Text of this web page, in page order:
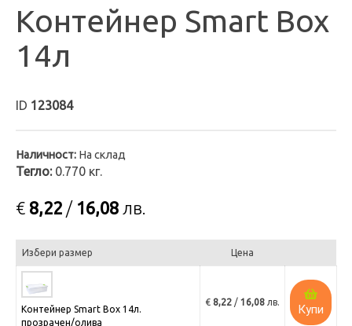
Контейнер Smart Box
14л
ID 123084
Наличност: На склад
Тегло:0.770 кг.
€ 8,22 / 16,08 лв.
Избери размер Цена
Контейнер Smart Box 14л.
прозрачен/олива
€ 8,22 / 16,08 лв.
Купи